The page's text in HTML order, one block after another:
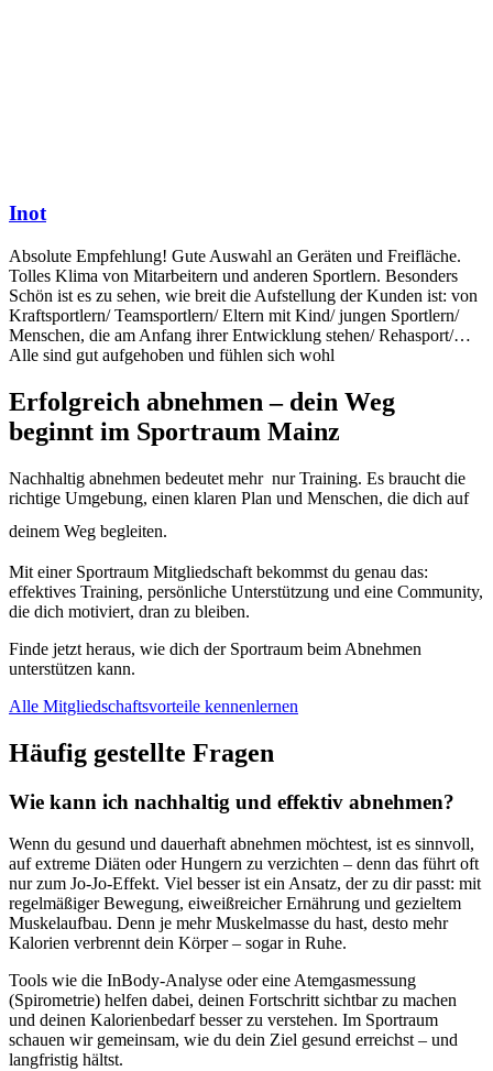
Inot
Absolute Empfehlung! Gute Auswahl an Geräten und Freifläche.
Tolles Klima von Mitarbeitern und anderen Sportlern. Besonders
Schön ist es zu sehen, wie breit die Aufstellung der Kunden ist: von
Kraftsportlern/ Teamsportlern/ Eltern mit Kind/ jungen Sportlern/
Menschen, die am Anfang ihrer Entwicklung stehen/ Rehasport/…
Alle sind gut aufgehoben und fühlen sich wohl
Erfolgreich abnehmen – dein Weg
beginnt im Sportraum Mainz
Nachhaltig abnehmen bedeutet mehr nur Training. Es braucht die
richtige Umgebung, einen klaren Plan und Menschen, die dich auf
deinem Weg begleiten.
Mit einer Sportraum Mitgliedschaft bekommst du genau das:
effektives Training, persönliche Unterstützung und eine Community,
die dich motiviert, dran zu bleiben.
Finde jetzt heraus, wie dich der Sportraum beim Abnehmen
unterstützen kann.
Alle Mitgliedschaftsvorteile kennenlernen
Häufig gestellte Fragen
Wie kann ich nachhaltig und effektiv abnehmen?
Wenn du gesund und dauerhaft abnehmen möchtest, ist es sinnvoll,
auf extreme Diäten oder Hungern zu verzichten – denn das führt oft
nur zum Jo-Jo-Effekt. Viel besser ist ein Ansatz, der zu dir passt: mit
regelmäßiger Bewegung, eiweißreicher Ernährung und gezieltem
Muskelaufbau. Denn je mehr Muskelmasse du hast, desto mehr
Kalorien verbrennt dein Körper – sogar in Ruhe.
Tools wie die InBody-Analyse oder eine Atemgasmessung
(Spirometrie) helfen dabei, deinen Fortschritt sichtbar zu machen
und deinen Kalorienbedarf besser zu verstehen. Im Sportraum
schauen wir gemeinsam, wie du dein Ziel gesund erreichst – und
langfristig hältst.